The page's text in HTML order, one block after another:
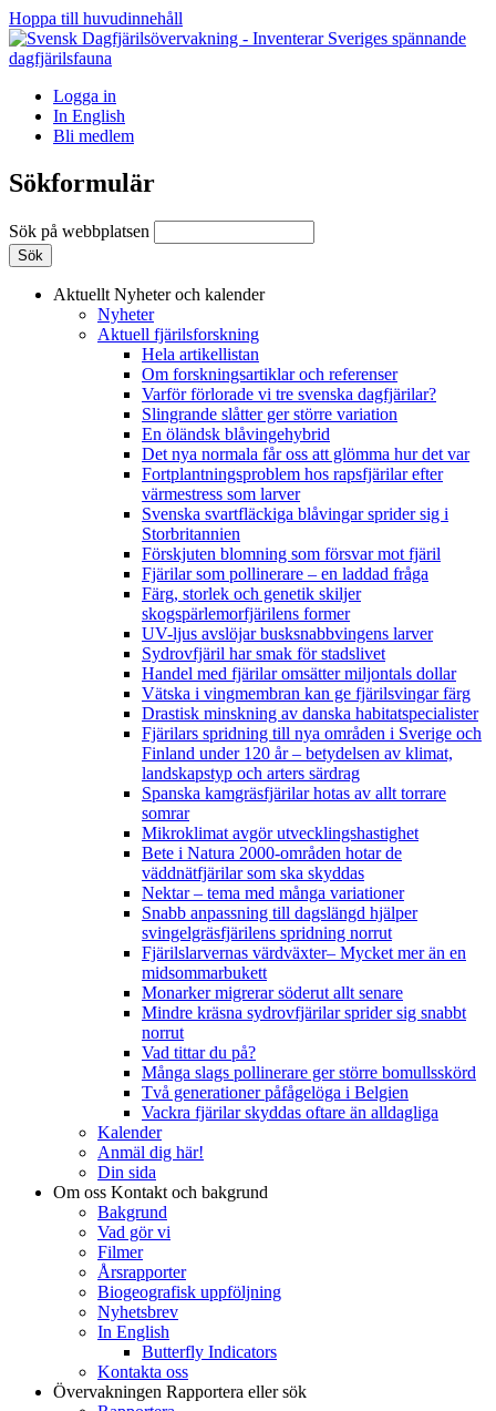
Hoppa till huvudinnehåll
Logga in
In English
Bli medlem
Sökformulär
Sök på webbplatsen
Aktuellt Nyheter och kalender
Nyheter
Aktuell fjärilsforskning
Hela artikellistan
Om forskningsartiklar och referenser
Varför förlorade vi tre svenska dagfjärilar?
Slingrande slåtter ger större variation
En öländsk blåvingehybrid
Det nya normala får oss att glömma hur det var
Fortplantningsproblem hos rapsfjärilar efter
värmestress som larver
Svenska svartfläckiga blåvingar sprider sig i
Storbritannien
Förskjuten blomning som försvar mot fjäril
Fjärilar som pollinerare – en laddad fråga
Färg, storlek och genetik skiljer
skogspärlemorfjärilens former
UV-ljus avslöjar busksnabbvingens larver
Sydrovfjäril har smak för stadslivet
Handel med fjärilar omsätter miljontals dollar
Vätska i vingmembran kan ge fjärilsvingar färg
Drastisk minskning av danska habitatspecialister
Fjärilars spridning till nya områden i Sverige och
Finland under 120 år– betydelsen av klimat,
landskapstyp och arters särdrag
Spanska kamgräsfjärilar hotas av allt torrare
somrar
Mikroklimat avgör utvecklingshastighet
Bete i Natura 2000-områden hotar de
väddnätfjärilar som ska skyddas
Nektar – tema med många variationer
Snabb anpassning till dagslängd hjälper
svingelgräsfjärilens spridning norrut
Fjärilslarvernas värdväxter– Mycket mer än en
midsommarbukett
Monarker migrerar söderut allt senare
Mindre kräsna sydrovfjärilar sprider sig snabbt
norrut
Vad tittar du på?
Många slags pollinerare ger större bomullsskörd
Två generationer påfågelöga i Belgien
Vackra fjärilar skyddas oftare än alldagliga
Kalender
Anmäl dig här!
Din sida
Om oss Kontakt och bakgrund
Bakgrund
Vad gör vi
Filmer
Årsrapporter
Biogeografisk uppföljning
Nyhetsbrev
In English
Butterfly Indicators
Kontakta oss
Övervakningen Rapportera eller sök